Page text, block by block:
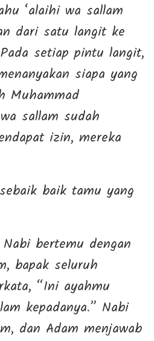
‘alaihi wa sallam
dari satu langit ke
setiap pintu langit,
siapa yang
Muhammad
sallam sudah
izin, mereka
baik tamu yang
bertemu dengan
bapak seluruh
“Ini ayahmu
kepadanya.” Nabi
dan Adam menjawab